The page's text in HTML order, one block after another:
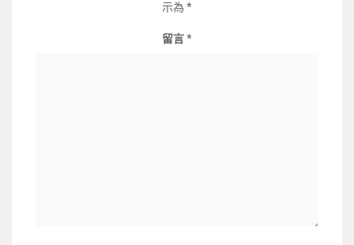
示為 *
留言*